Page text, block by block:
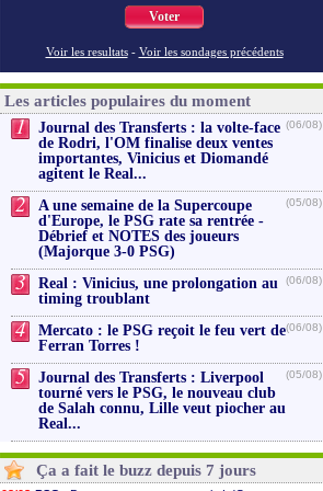
Voter
Voir les resultats - Voir les sondages précédents
Les articles populaires du moment
1
Journal des Transferts : la volte-face
de Rodri, l'OM finalise deux ventes
importantes, Vinicius et Diomandé
agitent le Real...
(06/08)
2
A une semaine de la Supercoupe
d'Europe, le PSG rate sa rentrée -
Débrief et NOTES des joueurs
(Majorque 3-0 PSG)
(05/08)
3
Real : Vinicius, une prolongation au
timing troublant
(06/08)
4
Mercato : le PSG reçoit le feu vert de
Ferran Torres !
(06/08)
5
Journal des Transferts : Liverpool
tourné vers le PSG, le nouveau club
de Salah connu, Lille veut piocher au
Real...
(05/08)
Ça a fait le buzz depuis 7 jours